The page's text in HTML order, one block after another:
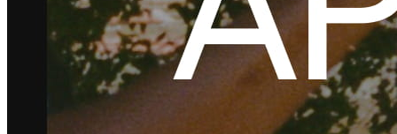
Novedades
Registro de funciones